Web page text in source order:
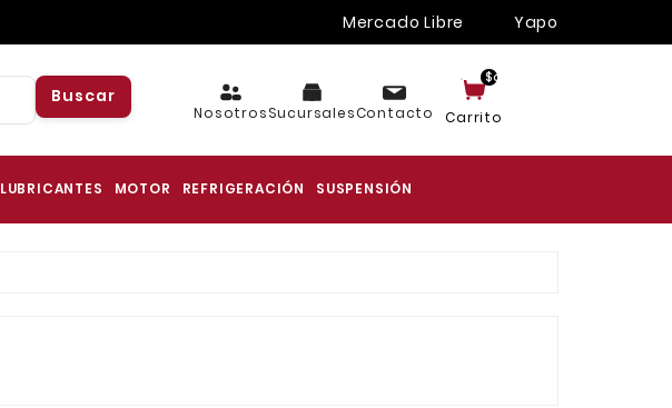
Mercado Libre Yapo
Buscar
NosotrosSucursalesContacto Carrito
$cart.TotalItems
LUBRICANTES MOTOR REFRIGERACIÓN SUSPENSIÓN